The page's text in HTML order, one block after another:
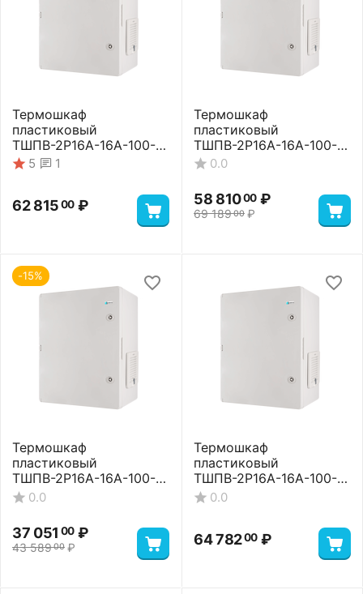
Термошкаф
пластиковый
ТШПВ-2P16A-16A-100-
65-504024 Premium
5 1
62 81500 ₽
Термошкаф
пластиковый
ТШПВ-2P16A-16A-100-
65-504024 Standart
0.0
69 18900 ₽
58 81000 ₽
-15%
Термошкаф
пластиковый
ТШПВ-2P16A-16A-100-
65-604020 Basic
0.0
43 58900 ₽
37 051 00 ₽
Термошкаф
пластиковый
ТШПВ-2P16A-16A-100-
65-604020 Premium
0.0
64 78200 ₽